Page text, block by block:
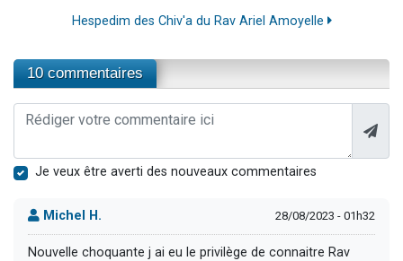
Hespedim des Chiv'a du Rav Ariel Amoyelle
10 commentaires
Je veux être averti des nouveaux commentaires
Michel H. 28/08/2023 - 01h32
Nouvelle choquante j ai eu le privilège de connaitre Rav